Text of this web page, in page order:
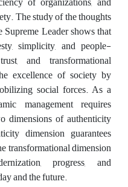
The study of the thoughts
Leader shows that
simplicity, and people-
and transformational
excellence of society by
social forces. As a
management requires
dimensions of authenticity
dimension guarantees
transformational dimension
progress, and
and the future.